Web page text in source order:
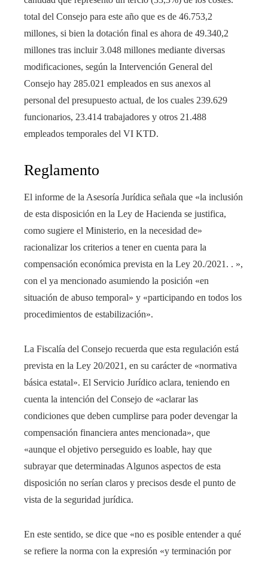
total del Consejo para este año que es de 46.753,2
millones, si bien la dotación final es ahora de 49.340,2
millones tras incluir 3.048 millones mediante diversas
modificaciones, según la Intervención General del
Consejo hay 285.021 empleados en sus anexos al
personal del presupuesto actual, de los cuales 239.629
funcionarios, 23.414 trabajadores y otros 21.488
empleados temporales del VI KTD.
Reglamento
El informe de la Asesoría Jurídica señala que «la inclusión
de esta disposición en la Ley de Hacienda se justifica,
como sugiere el Ministerio, en la necesidad de»
racionalizar los criterios a tener en cuenta para la
compensación económica prevista en la Ley 20./2021. . »,
con el ya mencionado asumiendo la posición «en
situación de abuso temporal» y «participando en todos los
procedimientos de estabilización».
La Fiscalía del Consejo recuerda que esta regulación está
prevista en la Ley 20/2021, en su carácter de «normativa
básica estatal». El Servicio Jurídico aclara, teniendo en
cuenta la intención del Consejo de «aclarar las
condiciones que deben cumplirse para poder devengar la
compensación financiera antes mencionada», que
«aunque el objetivo perseguido es loable, hay que
subrayar que determinadas Algunos aspectos de esta
disposición no serían claros y precisos desde el punto de
vista de la seguridad jurídica.
En este sentido, se dice que «no es posible entender a qué
se refiere la norma con la expresión «y terminación por